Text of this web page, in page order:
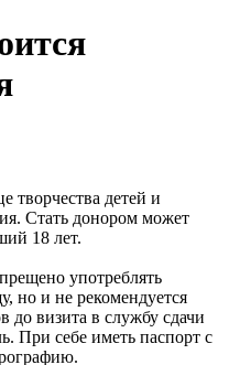
творчества детей и
Стать донором может
18 лет.
употреблять
но и не рекомендуется
до визита в службу сдачи
При себе иметь паспорт с